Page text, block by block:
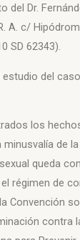
del Dr.
A. c/
SD 62343).
del
los
de
queda
régimen de
Convención
contra